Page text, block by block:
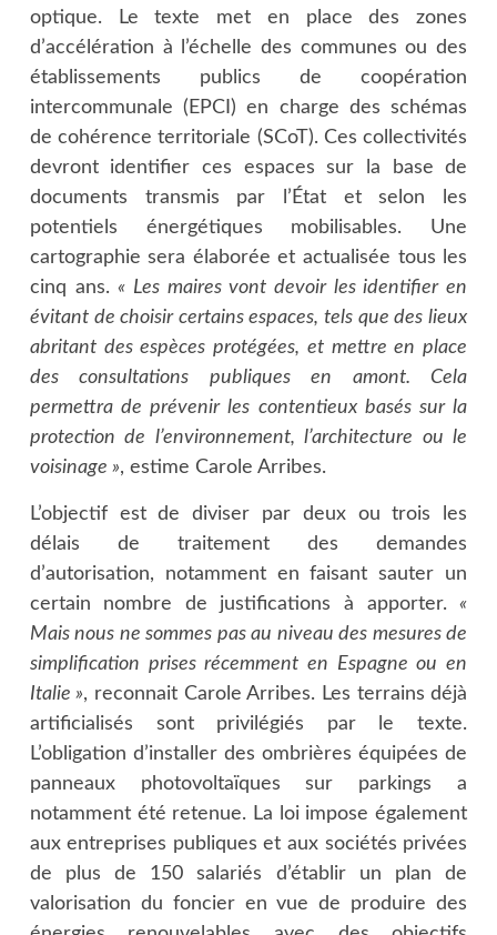
optique. Le texte met en place des zones
d’accélération à l’échelle des communes ou des
établissements publics de coopération
intercommunale (EPCI) en charge des schémas
de cohérence territoriale (SCoT). Ces collectivités
devront identifier ces espaces sur la base de
documents transmis par l’État et selon les
potentiels énergétiques mobilisables. Une
cartographie sera élaborée et actualisée tous les
cinq ans.« Les maires vont devoir les identifier en
évitant de choisir certains espaces, tels que des lieux
abritant des espèces protégées, et mettre en place
des consultations publiques en amont. Cela
permettra de prévenir les contentieux basés sur la
protection de l’environnement, l’architecture ou le
voisinage », estime Carole Arribes.
L’objectif est de diviser par deux ou trois les
délais de traitement des demandes
d’autorisation, notamment en faisant sauter un
certain nombre de justifications à apporter.«
Mais nous ne sommes pas au niveau des mesures de
simplification prises récemment en Espagne ou en
Italie », reconnait Carole Arribes. Les terrains déjà
artificialisés sont privilégiés par le texte.
L’obligation d’installer des ombrières équipées de
panneaux photovoltaïques sur parkings a
notamment été retenue. La loi impose également
aux entreprises publiques et aux sociétés privées
de plus de 150 salariés d’établir un plan de
valorisation du foncier en vue de produire des